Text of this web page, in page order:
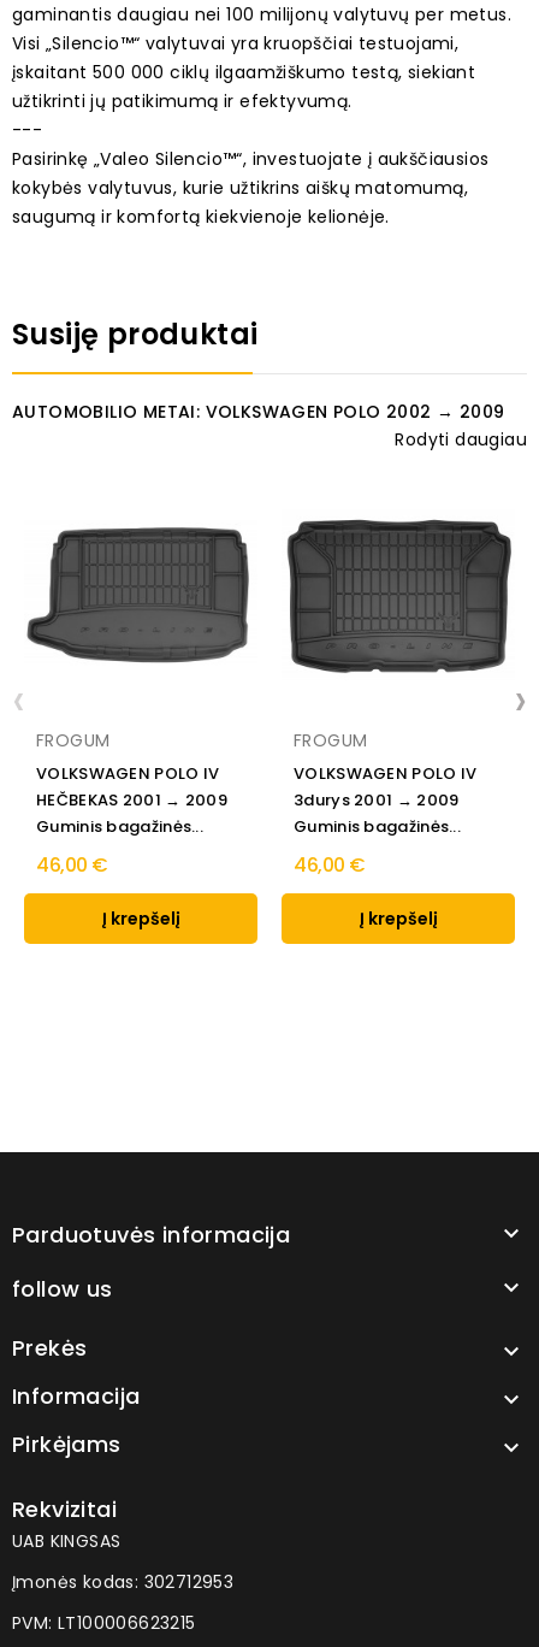
gaminantis daugiau nei 100 milijonų valytuvų per metus.
Visi „Silencio™“ valytuvai yra kruopščiai testuojami,
įskaitant 500 000 ciklų ilgaamžiškumo testą, siekiant
užtikrinti jų patikimumą ir efektyvumą.
---
Pasirinkę „Valeo Silencio™“, investuojate į aukščiausios
kokybės valytuvus, kurie užtikrins aiškų matomumą,
saugumą ir komfortą kiekvienoje kelionėje.
Susiję produktai
AUTOMOBILIO METAI: VOLKSWAGEN POLO 2002 → 2009
Rodyti daugiau
FROGUM
VOLKSWAGEN POLO IV
HEČBEKAS 2001 → 2009
Guminis bagažinės...
46,00 €
Į krepšelį
FROGUM
VOLKSWAGEN POLO IV
3durys 2001 → 2009
Guminis bagažinės...
46,00 €
Į krepšelį
‹ ›
Parduotuvės informacija 
follow us 
Prekės 
Informacija 
Pirkėjams 
Rekvizitai
UAB KINGSAS
Įmonės kodas: 302712953
PVM: LT100006623215